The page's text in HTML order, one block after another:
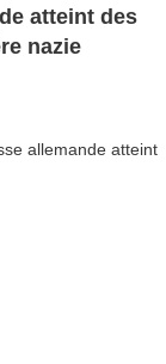
atteint des
nazie